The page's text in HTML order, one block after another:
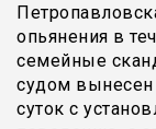
опьянения в
семейные
судом вынесен
суток с